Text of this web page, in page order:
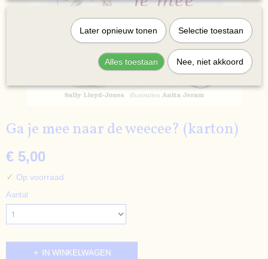
Ga je mee naar de weecee? (karton)
€ 5,00
✓ Op voorraad
Aantal
IN WINKELWAGEN
Later opnieuw tonen Selectie toestaan
Alles toestaan Nee, niet akkoord